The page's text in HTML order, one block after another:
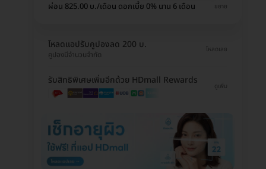
ผ่อน 825.00 บ./เดือน ดอกเบี้ย 0% นาน 6 เดือน ขยาย
โหลดแอปรับคูปองลด 200 บ.
คูปองมีจำนวนจำกัด
โหลดเลย
รับสิทธิพิเศษเพิ่มอีกด้วย HDmall Rewards
ดูเพิ่ม